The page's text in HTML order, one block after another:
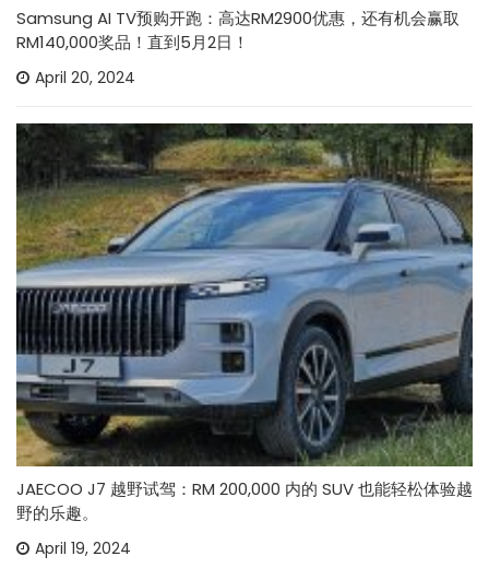
Samsung AI TV预购开跑：高达RM2900优惠，还有机会赢取
RM140,000奖品！直到5月2日！
April 20, 2024
JAECOO J7 越野试驾：RM 200,000 内的 SUV 也能轻松体验越
野的乐趣。
April 19, 2024